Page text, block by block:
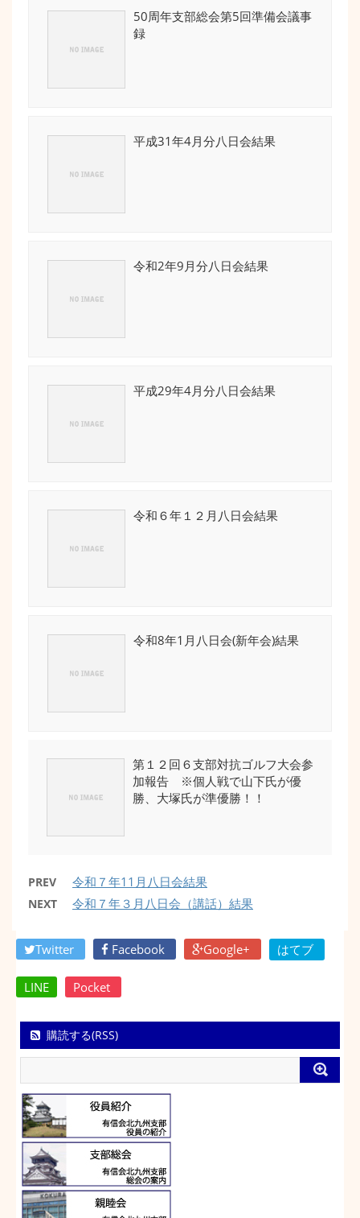
50周年支部総会第5回準備会議事
録
平成31年4月分八日会結果
令和2年9月分八日会結果
平成29年4月分八日会結果
令和６年１２月八日会結果
令和8年1月八日会(新年会)結果
第１２回６支部対抗ゴルフ大会参
加報告 ※個人戦で山下氏が優
勝、大塚氏が準優勝！！
PREV 令和７年11月八日会結果
NEXT 令和７年３月八日会（講話）結果
Twitter Facebook Google+ はてブ
LINE Pocket
購読する(RSS)